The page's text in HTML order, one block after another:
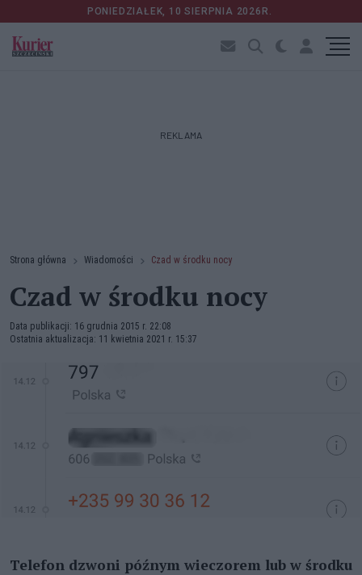
PONIEDZIAŁEK, 10 SIERPNIA 2026R.
REKLAMA
Strona główna Wiadomości Czad w środku nocy
Czad w środku nocy
Data publikacji: 16 grudnia 2015 r. 22:08
Ostatnia aktualizacja: 11 kwietnia 2021 r. 15:37
Telefon dzwoni późnym wieczorem lub w środku